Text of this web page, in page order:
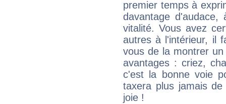
premier temps à
davantage
vitalité. Vous avez
autres à l'intérieur, il
vous de la montrer
avantages : criez,
c'est la bonne voie
taxera plus jamais
joie !